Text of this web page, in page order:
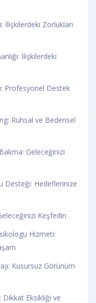
İlişkilerdeki Zorlukları
İlişkilerdeki
Profesyonel Destek
Ruhsal ve Bedensel
Geleceğinizi
Desteği: Hedeflerinize
Keşfedin
Hizmeti:
Kusursuz Görünüm
Eksikliği ve